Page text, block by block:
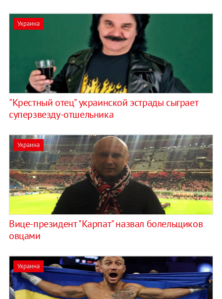
Украина
"Крестный отец" украинской эстрады сыграет
суперзвезду-отшельника
Украина
Вице-президент "Карпат" назвал болельщиков
овцами
Украина